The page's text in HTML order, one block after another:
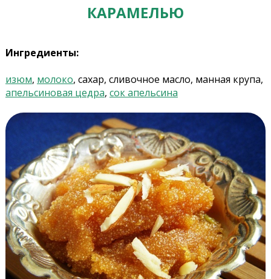
КАРАМЕЛЬЮ
Ингредиенты:
изюм, молоко, сахар, сливочное масло, манная крупа,
апельсиновая цедра, сок апельсина